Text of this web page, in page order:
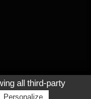
Google Thonon
clicandgo.com
all third-party
Personalize